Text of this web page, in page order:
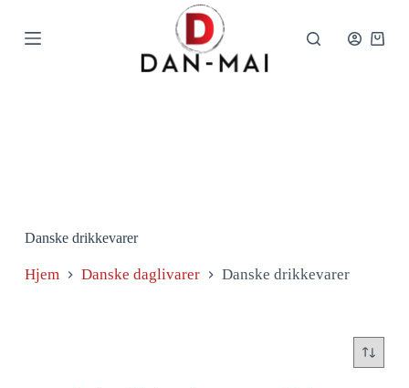
indhold
Danske drikkevarer
Hjem Danske daglivarer Danske drikkevarer